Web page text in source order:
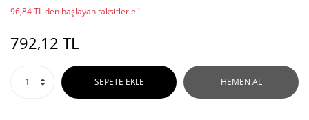
96,84 TL den başlayan taksitlerle!!
792,12 TL
SEPETE EKLE HEMEN AL